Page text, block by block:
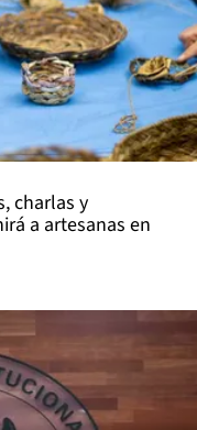
charlas y
a artesanas en